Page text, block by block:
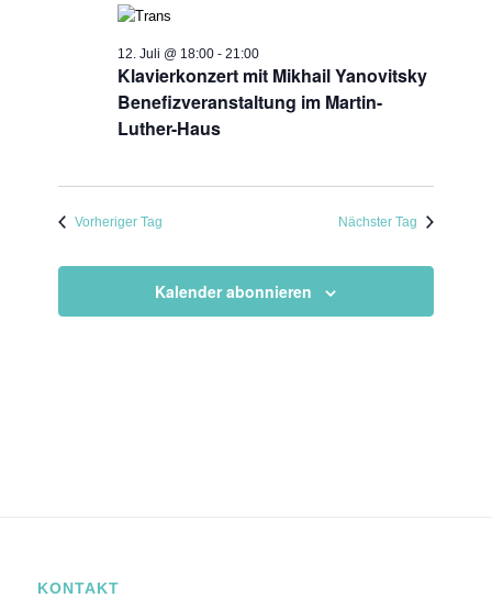
Klavierkonzert mit Mikhail Yanovitsky
Benefizveranstaltung im Martin-
Luther-Haus
12. Juli @ 18:00 -21:00
Vorheriger Tag Nächster Tag
Kalender abonnieren
KONTAKT